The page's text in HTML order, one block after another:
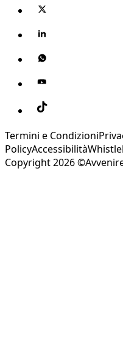
Termini e Condizioni
PolicyAccessibilità
Copyright 2026